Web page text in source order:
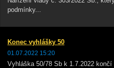
podmínky...
Konec vyhlášky 50
01.07.2022 15:20
Vyhláška 50/78 Sb k 1.7.2022